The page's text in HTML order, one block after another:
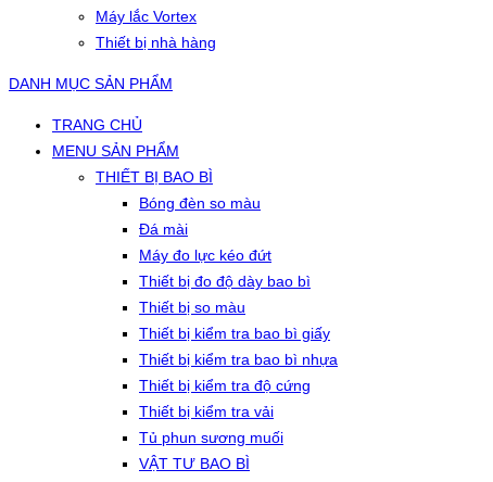
Máy lắc Vortex
Thiết bị nhà hàng
DANH MỤC SẢN PHẨM
TRANG CHỦ
MENU SẢN PHẨM
THIẾT BỊ BAO BÌ
Bóng đèn so màu
Đá mài
Máy đo lực kéo đứt
Thiết bị đo độ dày bao bì
Thiết bị so màu
Thiết bị kiểm tra bao bì giấy
Thiết bị kiểm tra bao bì nhựa
Thiết bị kiểm tra độ cứng
Thiết bị kiểm tra vải
Tủ phun sương muối
VẬT TƯ BAO BÌ